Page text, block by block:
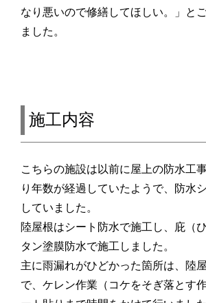
なり悪いので修繕してほしい。」と
ました。
施工内容
こちらの施設は以前に屋上の防水工
り年数が経過していたようで、防水
していました。
陸屋根はシート防水で施工し、庇（
タン塗膜防水で施工しました。
主に雨漏れがひどかった箇所は、陸
で、ケレン作業（コケをそぎ落とす